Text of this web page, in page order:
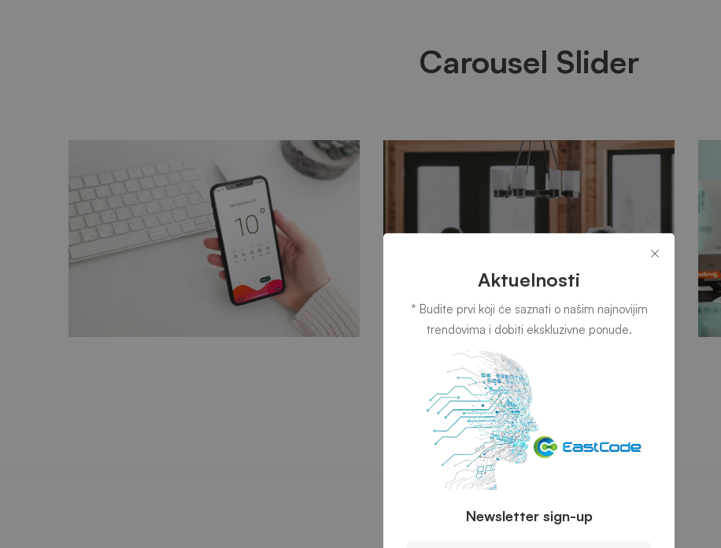
Carousel Slider
Aktuelnosti
* Budite prvi koji će saznati o našim najnovijim
trendovima i dobiti ekskluzivne ponude.
Newsletter sign-up